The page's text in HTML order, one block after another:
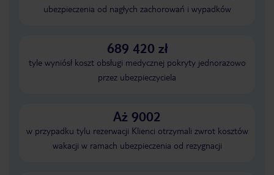
ubezpieczenia od nagłych zachorowań i wypadków
689 420 zł
tyle wyniósł koszt obsługi medycznej pokryty jednorazowo
przez ubezpieczyciela
Aż 9002
w przypadku tylu rezerwacji Klienci otrzymali zwrot kosztów
wakacji w ramach ubezpieczenia od rezygnacji